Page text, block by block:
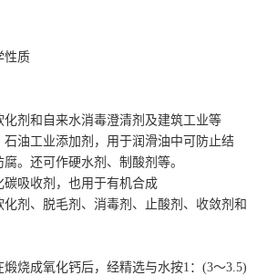
性质
化剂和自来水消毒澄清剂及建筑工业等
石油工业添加剂，用于润滑油中可防止结
腐。还可作硬水剂、制酸剂等。
碳吸收剂，也用于有机合成
剂、脱毛剂、消毒剂、止酸剂、收敛剂和
烧成氧化钙后，经精选与水按1：(3～3.5)